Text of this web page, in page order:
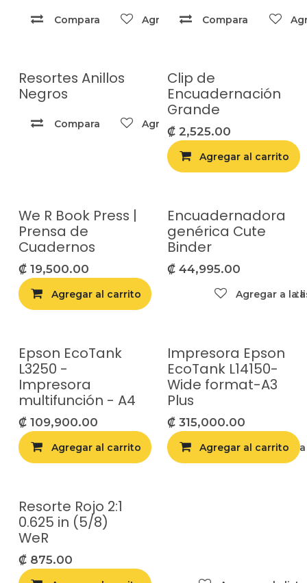
Compara Agregar a la lista de deseos
Compara
Resortes Anillos
Negros
Compara Agregar a la lista de deseos
Clip de
Encuadernación
Grande
₡ 2,525.00
Agregar al carrito
We R Book Press |
Prensa de
Cuadernos
₡ 19,500.00
Agregar al carrito Agregar a la
Agotado
Encuadernadora
genérica Cute
Binder
₡ 44,995.00
Agregar a la
¡Nuevo!
Epson EcoTank
L3250 -
Impresora
multifunción - A4
₡ 109,900.00
Agregar al carrito Agregar a la
¡Nuevo!
Impresora Epson
EcoTank L14150-
Wide format-A3
Plus
₡ 315,000.00
Agregar al carrito
Resorte Rojo 2:1
0.625 in (5/8)
WeR
₡ 875.00